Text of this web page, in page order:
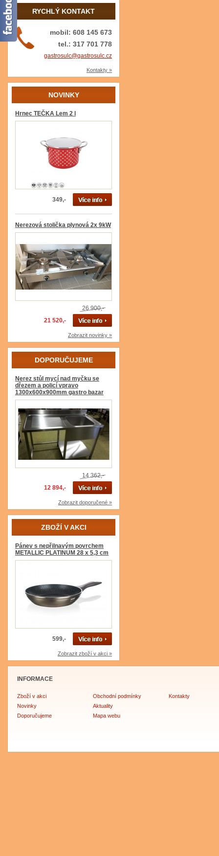
RYCHLÝ KONTAKT
mobil: 608 145 673
tel.: 317 701 778
gastrosulc@gastrosulc.cz
Kontakty »
NOVINKY
Hrnec TEČKA Lem 2 l
349,-
Nerezová stolička plynová 2x 9kW
26 900,-
21 520,-
Zobrazit novinky »
DOPORUČUJEME
Nerez stůl mycí nad myčku se
dřezem a policí vpravo
1300x600x900mm gastro bazar
14 362,-
12 894,-
Zobrazit doporučené »
ZBOŽÍ V AKCI
Pánev s nepřilnavým povrchem
METALLIC PLATINUM 28 x 5,3 cm
599,-
Zobrazit zboží v akci »
INFORMACE
Zboží v akci
Novinky
Doporučujeme
Obchodní podmínky
Aktuality
Mapa webu
Kontakty